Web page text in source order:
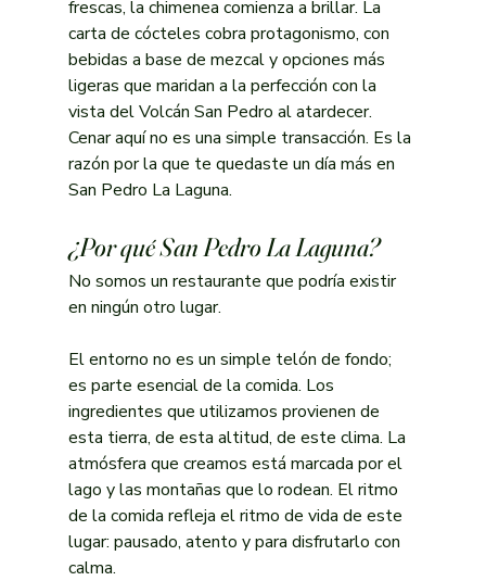
frescas, la chimenea comienza a brillar. La
carta de cócteles cobra protagonismo, con
bebidas a base de mezcal y opciones más
ligeras que maridan a la perfección con la
vista del Volcán San Pedro al atardecer.
Cenar aquí no es una simple transacción. Es la
razón por la que te quedaste un día más en
San Pedro La Laguna.
¿Por qué San Pedro La Laguna?
No somos un restaurante que podría existir
en ningún otro lugar.
El entorno no es un simple telón de fondo;
es parte esencial de la comida. Los
ingredientes que utilizamos provienen de
esta tierra, de esta altitud, de este clima. La
atmósfera que creamos está marcada por el
lago y las montañas que lo rodean. El ritmo
de la comida refleja el ritmo de vida de este
lugar: pausado, atento y para disfrutarlo con
calma.